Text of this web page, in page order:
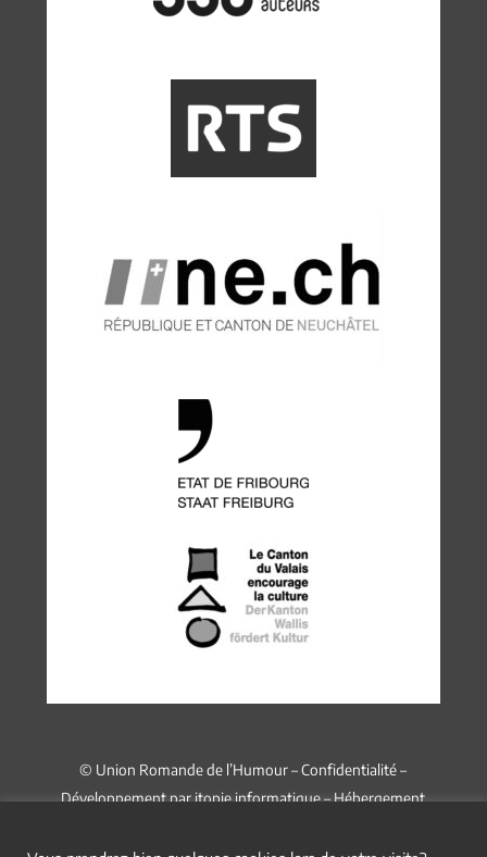
© Union Romande de l’Humour –Confidentialité–
Développement paritopie informatique– Hébergement